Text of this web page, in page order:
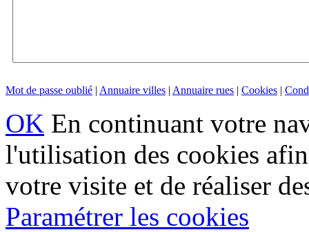
Mot de passe oublié | Annuaire villes | Annuaire rues | Cookies |
OK En continuant votre
l'utilisation des cookies
votre visite et de réaliser
Paramétrer les cookies